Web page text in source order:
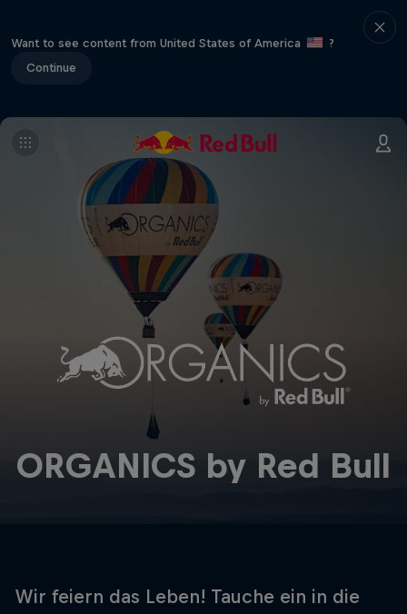
Want to see content from United States of America
?
Continue
ORGANICS by Red Bull
Wir feiern das Leben! Tauche ein in die